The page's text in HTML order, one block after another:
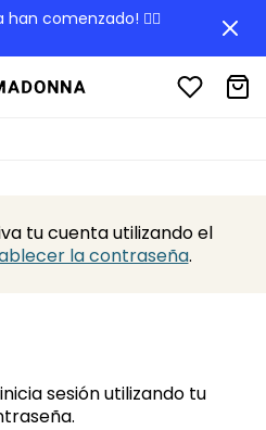
han comenzado! 🏃‍♀️
tu cuenta utilizando el
la contraseña.
sesión utilizando tu